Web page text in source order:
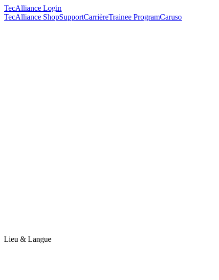
TecAlliance Login
TecAlliance ShopSupportCarrièreTrainee ProgramCaruso
Lieu & Langue